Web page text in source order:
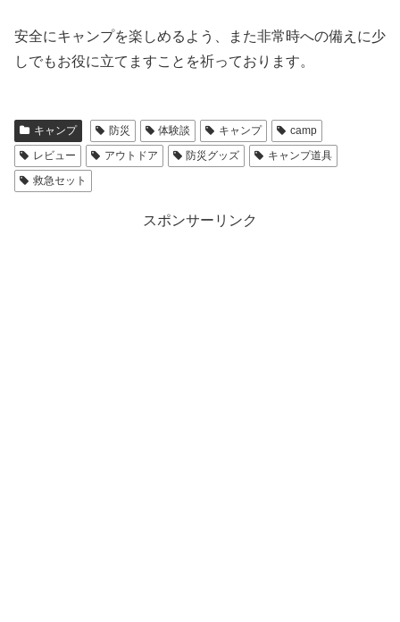
安全にキャンプを楽しめるよう、また非常時への備えに少
しでもお役に立てますことを祈っております。
キャンプ 防災 体験談 キャンプ
camp
レビュー
アウトドア 防災グッズ
キャンプ道具
救急セット
スポンサーリンク